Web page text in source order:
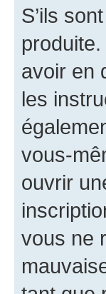
S’ils
avoir en
les
vous-
ouvrir
vous ne